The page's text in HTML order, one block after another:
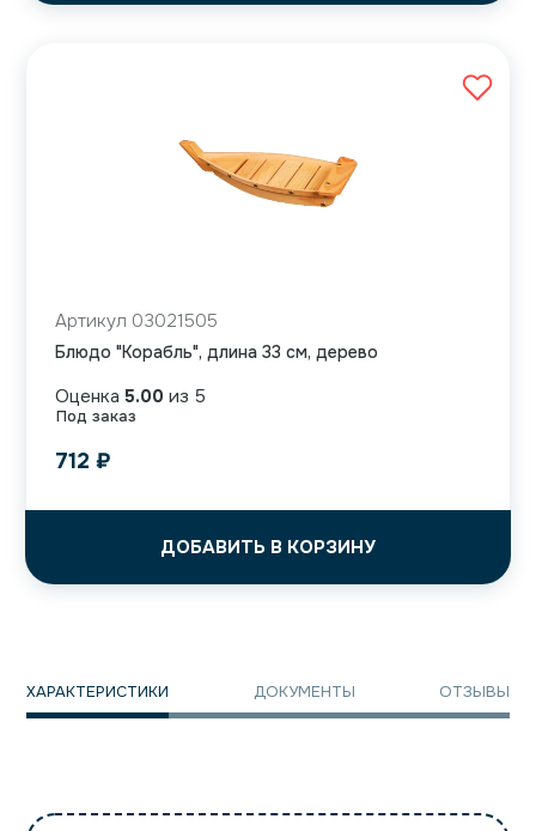
Под заказ
Артикул 03021505
Блюдо "Корабль", длина 33 см, дерево
Оценка 5.00 из 5
712 ₽
ДОБАВИТЬ В КОРЗИНУ
ХАРАКТЕРИСТИКИ ДОКУМЕНТЫ ОТЗЫВЫ